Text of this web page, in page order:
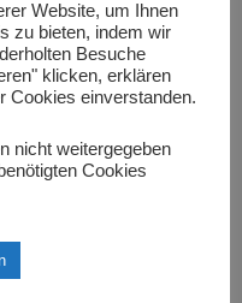
in diesem Browser
Website, um Ihnen
zu bieten, indem wir
Besuche
klicken, erklären
Cookies einverstanden.
nicht weitergegeben
Cookies